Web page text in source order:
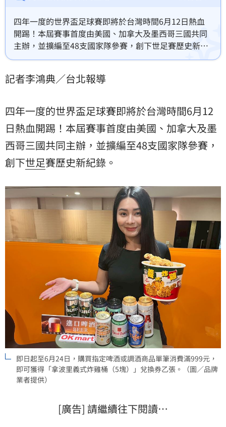
四年一度的世界盃足球賽即將於台灣時間6月12日熱血
開踢！本屆賽事首度由美國、加拿大及墨西哥三國共同
主辦，並擴編至48支國家隊參賽，創下世足賽歷史新紀
錄。
記者李鴻典／台北報導
四年一度的世界盃足球賽即將於台灣時間6月12
日熱血開踢！本屆賽事首度由美國、加拿大及墨
西哥三國共同主辦，並擴編至48支國家隊參賽，
創下世足賽歷史新紀錄。
即日起至6月24日，購買指定啤酒或調酒商品單筆消費滿999元，
即可獲得「拿波里義式炸雞桶（5塊）」兌換券乙張。（圖／品牌
業者提供）
[廣告] 請繼續往下閱讀…